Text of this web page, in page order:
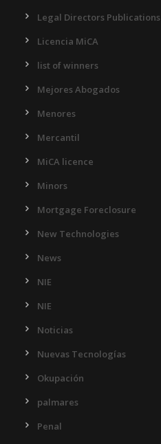
Legal Directors Publications
Licencia MiCA
list of winners
Mejores Abogados
Menores
Mercantil
MiCA licence
Minors
Mortgage Foreclosure
New Technologies
News
NIE
NIE
Noticias
Nuevas Tecnologías
Okupación
palmares
Penal